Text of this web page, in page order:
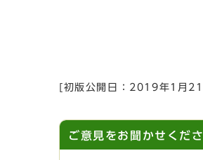
[初版公開日： 2019年1月21
ご意見をお聞かせくだ